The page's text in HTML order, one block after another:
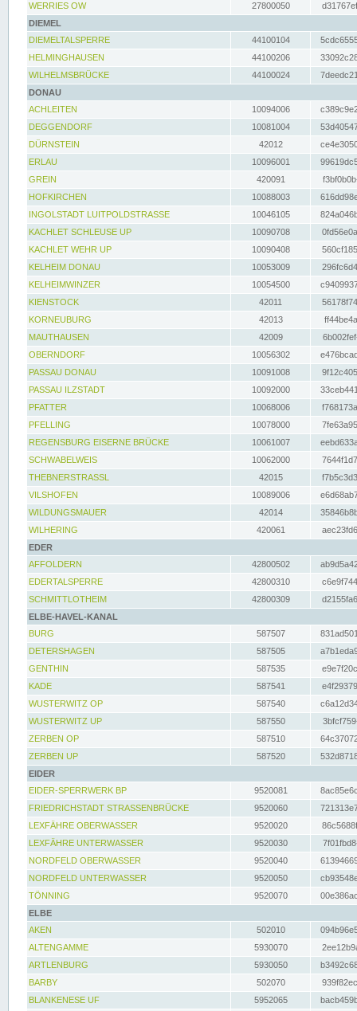
WERRIES OW
27800050
DIEMEL
DIEMELTALSPERRE
44100104
HELMINGHAUSEN
44100206
WILHELMSBRÜCKE
44100024
DONAU
ACHLEITEN
10094006
DEGGENDORF
10081004
DÜRNSTEIN
42012
ERLAU
10096001
GREIN
420091
HOFKIRCHEN
10088003
INGOLSTADT LUITPOLDSTRASSE
10046105
KACHLET SCHLEUSE UP
10090708
KACHLET WEHR UP
10090408
KELHEIM DONAU
10053009
KELHEIMWINZER
10054500
KIENSTOCK
42011
KORNEUBURG
42013
MAUTHAUSEN
42009
OBERNDORF
10056302
PASSAU DONAU
10091008
PASSAU ILZSTADT
10092000
PFATTER
10068006
PFELLING
10078000
REGENSBURG EISERNE BRÜCKE
10061007
SCHWABELWEIS
10062000
THEBNERSTRASSL
42015
VILSHOFEN
10089006
WILDUNGSMAUER
42014
WILHERING
420061
EDER
AFFOLDERN
42800502
EDERTALSPERRE
42800310
SCHMITTLOTHEIM
42800309
ELBE-HAVEL-KANAL
BURG
587507
DETERSHAGEN
587505
GENTHIN
587535
KADE
587541
WUSTERWITZ OP
587540
WUSTERWITZ UP
587550
ZERBEN OP
587510
ZERBEN UP
587520
EIDER
EIDER-SPERRWERK BP
9520081
FRIEDRICHSTADT STRASSENBRÜCKE
9520060
LEXFÄHRE OBERWASSER
9520020
LEXFÄHRE UNTERWASSER
9520030
NORDFELD OBERWASSER
9520040
NORDFELD UNTERWASSER
9520050
TÖNNING
9520070
ELBE
AKEN
502010
ALTENGAMME
5930070
ARTLENBURG
5930050
BARBY
502070
BLANKENESE UF
5952065